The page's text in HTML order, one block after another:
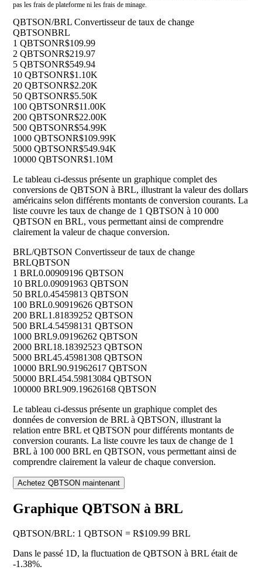
pas les frais de plateforme ni les frais de minage.
QBTSON/BRL Convertisseur de taux de change
QBTSONBRL
1 QBTSONR$109.99
2 QBTSONR$219.97
5 QBTSONR$549.94
10 QBTSONR$1.10K
20 QBTSONR$2.20K
50 QBTSONR$5.50K
100 QBTSONR$11.00K
200 QBTSONR$22.00K
500 QBTSONR$54.99K
1000 QBTSONR$109.99K
5000 QBTSONR$549.94K
10000 QBTSONR$1.10M
Le tableau ci-dessus présente un graphique complet des
conversions de QBTSON à BRL, illustrant la valeur des dollars
américains selon différents montants de conversion courants. La
liste couvre les taux de change de 1 QBTSON à 10 000
QBTSON en BRL, vous permettant ainsi de comprendre
clairement la valeur de chaque conversion.
BRL/QBTSON Convertisseur de taux de change
BRLQBTSON
1 BRL0.00909196 QBTSON
10 BRL0.09091963 QBTSON
50 BRL0.45459813 QBTSON
100 BRL0.90919626 QBTSON
200 BRL1.81839252 QBTSON
500 BRL4.54598131 QBTSON
1000 BRL9.09196262 QBTSON
2000 BRL18.18392523 QBTSON
5000 BRL45.45981308 QBTSON
10000 BRL90.91962617 QBTSON
50000 BRL454.59813084 QBTSON
100000 BRL909.19626168 QBTSON
Le tableau ci-dessus présente un graphique complet des
données de conversion de BRL à QBTSON, illustrant la
relation entre BRL et QBTSON pour différents montants de
conversion courants. La liste couvre les taux de change de 1
BRL à 100 000 BRL en QBTSON, vous permettant ainsi de
comprendre clairement la valeur de chaque conversion.
Achetez QBTSON maintenant
Graphique QBTSON à BRL
QBTSON/BRL: 1 QBTSON = R$109.99 BRL
Dans le passé 1D, la fluctuation de QBTSON à BRL était de
-1.38%.